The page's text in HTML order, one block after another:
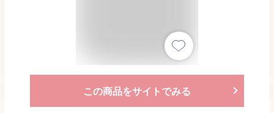
この商品をサイトでみる